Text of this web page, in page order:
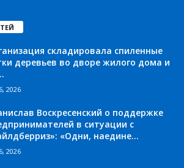
складировала спиленные
деревьев во дворе жилого дома и
2026
Воскресенский о поддержке
в ситуации с
«Одни, наедине...
2026